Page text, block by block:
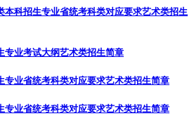
本科招生专业省统考科类对应要求艺术类招生
专业考试大纲艺术类招生简章
专业省统考科类对应要求艺术类招生简章
专业省统考科类对应要求艺术类招生简章